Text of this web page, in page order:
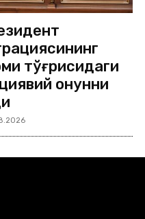
тўғрисидаги
қонунни